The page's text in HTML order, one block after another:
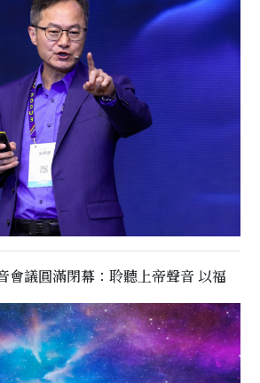
會議圓滿閉幕：聆聽上帝聲音 以福